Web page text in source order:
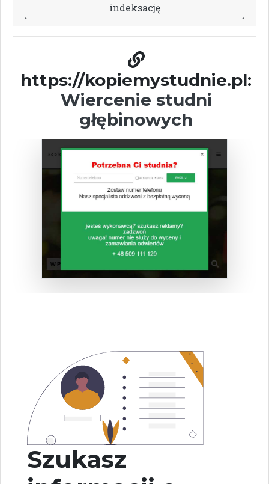
indeksację
https://kopiemystudnie.pl:
Wiercenie studni
głębinowych
Szukasz